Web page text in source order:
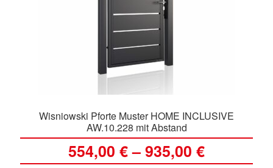
Wisniowski Pforte Muster HOME INCLUSIVE
AW.10.228 mit Abstand
554,00 €–935,00 €